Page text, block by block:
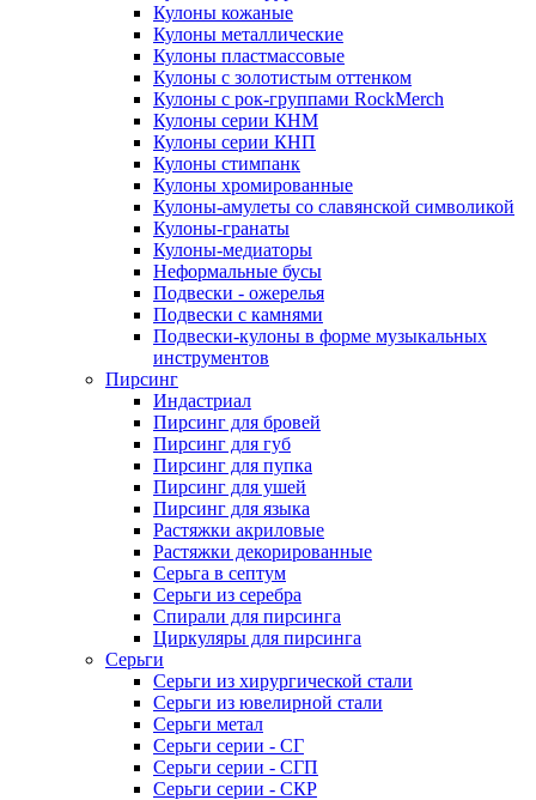
Кулоны кожаные
Кулоны металлические
Кулоны пластмассовые
Кулоны с золотистым оттенком
Кулоны с рок-группами RockMerch
Кулоны серии КНМ
Кулоны серии КНП
Кулоны стимпанк
Кулоны хромированные
Кулоны-амулеты со славянской символикой
Кулоны-гранаты
Кулоны-медиаторы
Неформальные бусы
Подвески - ожерелья
Подвески с камнями
Подвески-кулоны в форме музыкальных
инструментов
Пирсинг
Индастриал
Пирсинг для бровей
Пирсинг для губ
Пирсинг для пупка
Пирсинг для ушей
Пирсинг для языка
Растяжки акриловые
Растяжки декорированные
Серьга в септум
Серьги из серебра
Спирали для пирсинга
Циркуляры для пирсинга
Серьги
Серьги из хирургической стали
Серьги из ювелирной стали
Серьги метал
Серьги серии - СГ
Серьги серии - СГП
Серьги серии - СКР